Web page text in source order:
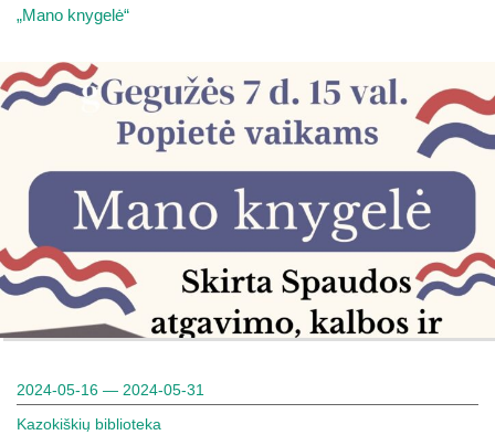
„Mano knygelė“
2024-05-16 — 2024-05-31
Kazokiškių biblioteka